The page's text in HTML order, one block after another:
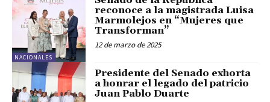
NACIONALES
reconoce a la magistrada Luisa
Marmolejos en “Mujeres que
Transforman”
12 de marzo de 2025
Presidente del Senado exhorta
a honrar el legado del patricio
Juan Pablo Duarte